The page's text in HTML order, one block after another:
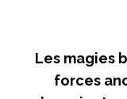
Les magies
forces